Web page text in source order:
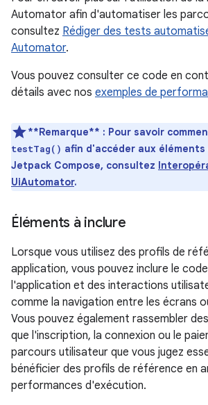
Automator afin d'automatiser les
consultez Rédiger des tests
Automator.
Vous pouvez consulter ce code en
détails avec nos exemples de
**Remarque** : Pour savoir
testTag() afin d'accéder aux éléments
Jetpack Compose, consultez
UiAutomator.
Éléments à inclure
Lorsque vous utilisez des profils de
application, vous pouvez inclure le
l'application et des interactions
comme la navigation entre les écrans
Vous pouvez également rassembler
que l'inscription, la connexion ou le
parcours utilisateur que vous jugez
bénéficier des profils de référence en
performances d'exécution.